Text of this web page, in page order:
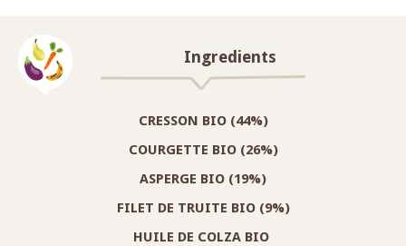
Ingredients
CRESSON BIO (44%)
COURGETTE BIO (26%)
ASPERGE BIO (19%)
FILET DE TRUITE BIO (9%)
HUILE DE COLZA BIO